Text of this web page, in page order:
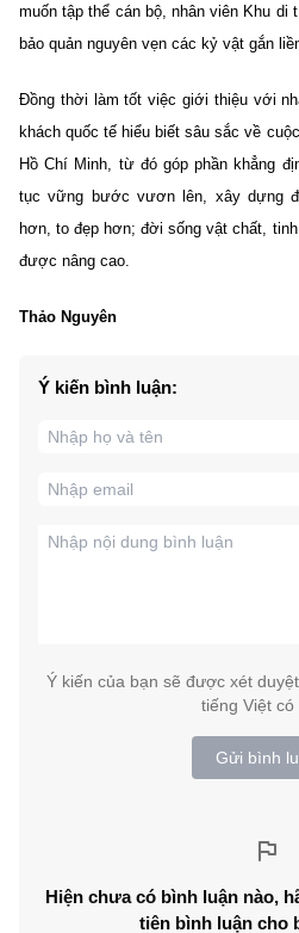
muốn tập thể cán bộ, nhân viên Khu di
bảo quản nguyên vẹn các kỷ vật gắn
Đồng thời làm tốt việc giới thiệu với
khách quốc tế hiểu biết sâu sắc về
Hồ Chí Minh, từ đó góp phần khẳng
tục vững bước vươn lên, xây dựng
hơn, to đẹp hơn; đời sống vật chất,
được nâng cao.
Thảo Nguyên
Ý kiến bình luận:
Ý kiến của bạn sẽ được xét
tiếng Việt có
Gửi bình
Hiện chưa có bình luận nào,
tiên bình luận cho